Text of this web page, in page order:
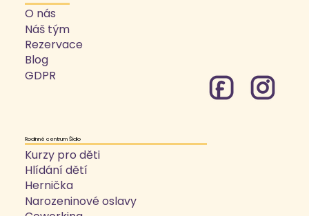
Odpočinek pro maminky: Ne kvůli lenosti, ale
pro přežití
O nás
Náš tým
Rezervace
Blog
GDPR
Rodinné centrum Šídlo
Kurzy pro děti
Hlídání dětí
Hernička
Narozeninové oslavy